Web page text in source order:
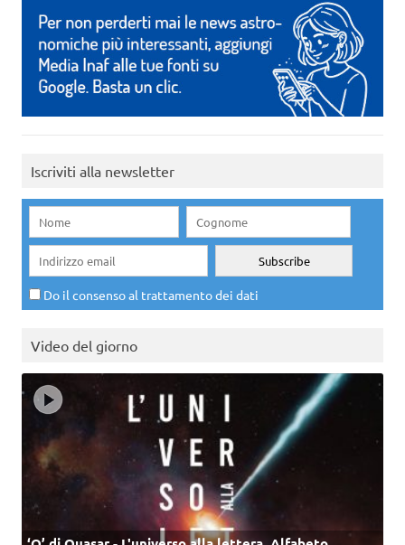
Iscriviti alla newsletter
Do il consenso al trattamento dei dati
Video del giorno